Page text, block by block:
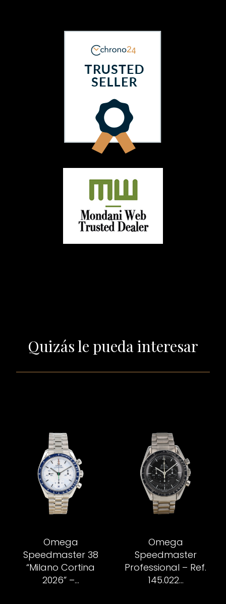
Quizás le pueda interesar
Omega
Speedmaster 38
“Milano Cortina
2026” –...
Omega
Speedmaster
Professional – Ref.
145.022...